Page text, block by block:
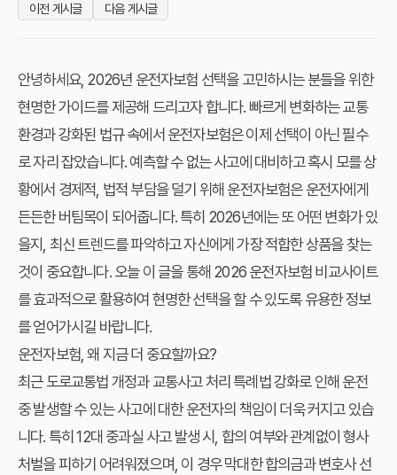
이전 게시글
다음 게시글
안녕하세요, 2026년 운전자보험 선택을 고민하시는 분들을 위한
현명한 가이드를 제공해 드리고자 합니다. 빠르게 변화하는 교통
환경과 강화된 법규 속에서 운전자보험은 이제 선택이 아닌 필수
로 자리 잡았습니다. 예측할 수 없는 사고에 대비하고 혹시 모를 상
황에서 경제적, 법적 부담을 덜기 위해 운전자보험은 운전자에게
든든한 버팀목이 되어줍니다. 특히 2026년에는 또 어떤 변화가 있
을지, 최신 트렌드를 파악하고 자신에게 가장 적합한 상품을 찾는
것이 중요합니다. 오늘 이 글을 통해 2026 운전자보험 비교사이트
를 효과적으로 활용하여 현명한 선택을 할 수 있도록 유용한 정보
를 얻어가시길 바랍니다.
운전자보험, 왜 지금 더 중요할까요?
최근 도로교통법 개정과 교통사고 처리 특례법 강화로 인해 운전
중 발생할 수 있는 사고에 대한 운전자의 책임이 더욱 커지고 있습
니다. 특히 12대 중과실 사고 발생 시, 합의 여부와 관계없이 형사
처벌을 피하기 어려워졌으며, 이 경우 막대한 합의금과 변호사 선